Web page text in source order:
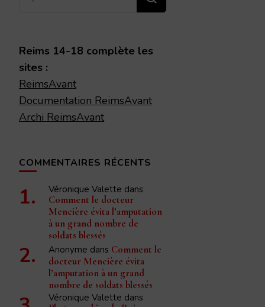
Reims 14-18 complète les
sites :
ReimsAvant
Documentation ReimsAvant
Archi ReimsAvant
COMMENTAIRES RÉCENTS
Véronique Valette dans
Comment le docteur
Mencière évita l’amputation
à un grand nombre de
soldats blessés
Anonyme dans Comment le
docteur Mencière évita
l’amputation à un grand
nombre de soldats blessés
Véronique Valette dans